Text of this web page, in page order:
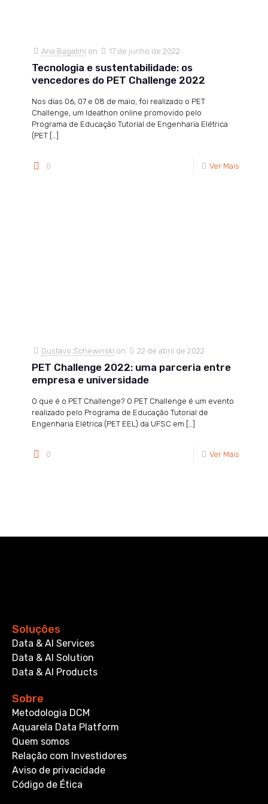
Ana Bagatini on 17 de junho de 2022
Tecnologia e sustentabilidade: os
vencedores do PET Challenge 2022
Nos dias 06, 07 e 08 de maio, foi realizado o PET
Challenge, um Ideathon online promovido pelo
Programa de Educação Tutorial de Engenharia Elétrica
(PET […]
0 Ver Mais
Gustavo Schewinski on 22 de abril de 2022
PET Challenge 2022: uma parceria entre
empresa e universidade
O que é o PET Challenge? O PET Challenge é um evento
realizado pelo Programa de Educação Tutorial de
Engenharia Elétrica (PET EEL) da UFSC em […]
0 Ver Mais
Soluções
Data & AI Services
Data & AI Solution
Data & AI Products
Sobre
Metodologia DCM
Aquarela Data Platform
Quem somos
Relação com Investidores
Aviso de privacidade
Código de Ética